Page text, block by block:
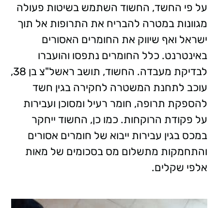
על פי החשד, החשוד השתמש בשיטות פעולה
מגוונות במטרה להבריח את התרופות אל תוך
ישראל ואף שיווק את החומרים האסורים
באינטרנט. כלל החומרים נתפסו והועברו
לבדיקת מעבדה. החשוד, תושב ראשל"צ בן 38,
עוכב לתחנת המשטרה לחקירה בגין חשד
להספקת תרופה, חומר רעיל ומסוכן ועבירות
על פקודת הרוקחות. כמו כן, החשוד ייחקר
במכס בגין עבירות ייבוא של חומרים אסורים
והתחמקות מתשלום מס בסכומים של מאות
אלפי שקלים.